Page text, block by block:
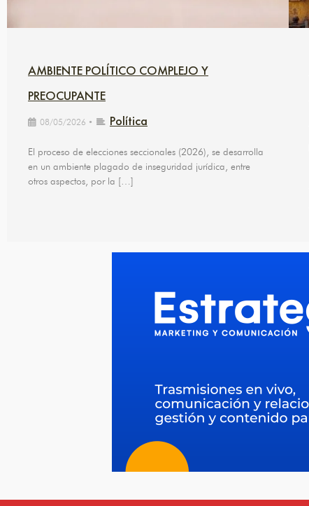
AMBIENTE POLÍTICO COMPLEJO Y
PREOCUPANTE
08/05/2026 • Política
El proceso de elecciones seccionales (2026), se desarrolla
en un ambiente plagado de inseguridad jurídica, entre
otros aspectos, por la […]